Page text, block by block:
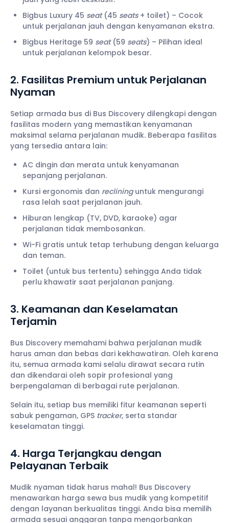
Bigbus Luxury 45 seat (45 seats + toilet) – Cocok
untuk perjalanan jauh dengan kenyamanan ekstra.
Bigbus Heritage 59 seat (59 seats) – Pilihan ideal
untuk perjalanan kelompok besar.
2. Fasilitas Premium untuk Perjalanan
Nyaman
Setiap armada bus di Bus Discovery dilengkapi dengan
fasilitas modern yang memastikan kenyamanan
maksimal selama perjalanan mudik. Beberapa fasilitas
yang tersedia antara lain:
AC dingin dan merata untuk kenyamanan
sepanjang perjalanan.
Kursi ergonomis dan reclininguntuk mengurangi
rasa lelah saat perjalanan jauh.
Hiburan lengkap (TV, DVD, karaoke) agar
perjalanan tidak membosankan.
Wi-Fi gratis untuk tetap terhubung dengan keluarga
dan teman.
Toilet (untuk bus tertentu) sehingga Anda tidak
perlu khawatir saat perjalanan panjang.
3. Keamanan dan Keselamatan
Terjamin
Bus Discovery memahami bahwa perjalanan mudik
harus aman dan bebas dari kekhawatiran. Oleh karena
itu, semua armada kami selalu dirawat secara rutin
dan dikendarai oleh sopir profesional yang
berpengalaman di berbagai rute perjalanan.
Selain itu, setiap bus memiliki fitur keamanan seperti
sabuk pengaman, GPS tracker, serta standar
keselamatan tinggi.
4. Harga Terjangkau dengan
Pelayanan Terbaik
Mudik nyaman tidak harus mahal! Bus Discovery
menawarkan harga sewa bus mudik yang kompetitif
dengan layanan berkualitas tinggi. Anda bisa memilih
armada sesuai anggaran tanpa mengorbankan